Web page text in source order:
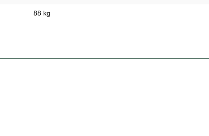
88 kg